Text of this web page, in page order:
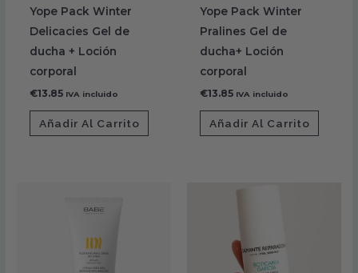
Yope Pack Winter
Delicacies Gel de
ducha + Loción
corporal
€13.85 IVA incluido
Añadir Al Carrito
Yope Pack Winter
Pralines Gel de
ducha+ Loción
corporal
€13.85 IVA incluido
Añadir Al Carrito